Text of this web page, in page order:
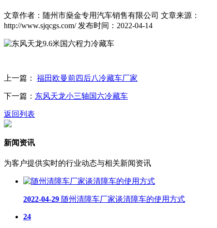
文章作者：随州市燊金专用汽车销售有限公司 文章来源：
http://www.sjqcgs.com/ 发布时间：2022-04-14
上一篇： 福田欧曼前四后八冷藏车厂家
下一篇： 东风天龙小三轴国六冷藏车
返回列表
新闻资讯
为客户提供实时的行业动态与相关新闻资讯
2022-04-29 随州清障车厂家谈清障车的使用方式
24